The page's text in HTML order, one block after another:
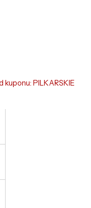
kuponu: PILKARSKIE